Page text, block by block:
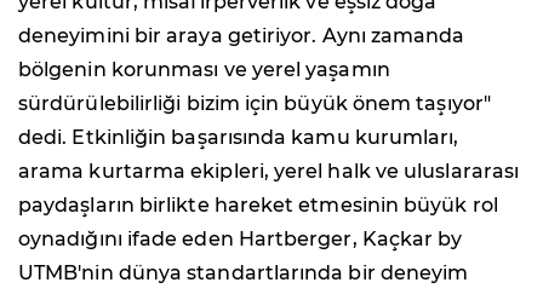
deneyimini bir araya getiriyor. Aynı zamanda
bölgenin korunması ve yerel yaşamın
sürdürülebilirliği bizim için büyük önem taşıyor"
dedi. Etkinliğin başarısında kamu kurumları,
arama kurtarma ekipleri, yerel halk ve uluslararası
paydaşların birlikte hareket etmesinin büyük rol
oynadığını ifade eden Hartberger, Kaçkar by
UTMB'nin dünya standartlarında bir deneyim